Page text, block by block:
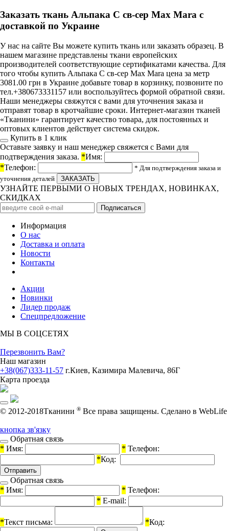
Заказать ткань Альпака С св-сер Max Mara с
доставкой по Украине
У нас на сайте Вы можете купить ткань или заказать образец. В
нашем магазине представлены ткани европейских
производителей соответствующие сертификатами качества. Для
того чтобы купить Альпака С св-сер Max Mara цена за метр
3081.00 грн в Украине добавьте товар в корзинку, позвоните по
тел.+380673331157 или воспользуйтесь формой обратной связи.
Наши менеджеры свяжутся с вами для уточнения заказа и
отправят товар в кротчайшие сроки. Интернет-магазин тканей
«Тканини» гарантирует качество товара, для постоянных и
оптовых клиентов действует система скидок.
Купить в 1 клик
Оставьте заявку и наш менеджер свяжется с Вами для
подтверждения заказа. *Имя:
*Телефон:
* Для подтверждения заказа и
уточнения деталей
УЗНАЙТЕ ПЕРВЫМИ О НОВЫХ ТРЕНДАХ, НОВИНКАХ,
СКИДКАХ
Информация
О нас
Доставка и оплата
Новости
Контакты
Акции
Новинки
Лидер продаж
Спецпредложение
МЫ В СОЦСЕТЯХ
Перезвонить Вам?
Наш магазин
+38(067)333-11-57 г.Киев, Казимира Малевича, 86Г
Карта проезда
© 2012-2018Тканини ® Все права защищены. Cделано в WebLife
кнопка зв'язку
Обратная связь
* Имя: * Телефон:
*Код:
Обратная связь
* Имя: * Телефон:
* E-mail:
*Текст письма: *Код: